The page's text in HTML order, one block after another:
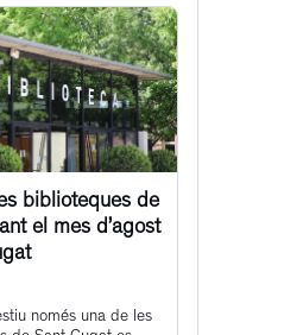
biblioteques de
el mes d’agost
només una de les